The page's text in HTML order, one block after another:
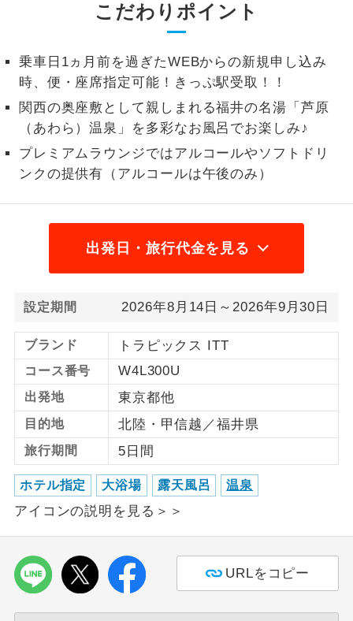
こだわりポイント
乗車日1ヵ月前を過ぎたWEBからの新規申し込み
時、便・座席指定可能！きっぷ駅受取！！
関西の奥座敷として親しまれる福井の名湯「芦原
（あわら）温泉」を多彩なお風呂でお楽しみ♪
プレミアムラウンジではアルコールやソフトドリ
ンクの提供有（アルコールは午後のみ）
出発日・旅行代金を見る
設定期間 2026年8月14日～2026年9月30日
ブランド トラピックス ITT
コース番号 W4L300U
出発地 東京都他
目的地 北陸・甲信越／福井県
旅行期間 5日間
ホテル指定 大浴場 露天風呂 温泉
アイコンの説明を見る＞＞
URLをコピー
す。
す。
加限定
スです。
1名様1室同代
金
1名様1室利用でも追加料金がかからない
コースです。
ご夫婦限定でご参加いただけるコースで
女性限定
女性限定でご参加いただけるコースで
年齢制限あり
ご参加にあたり年齢に制限があるコース
航空会社指定
利用航空会社が指定なので、ご出発の計
画にとても便利です。
ホテル指定
ご紹介するホテルを指定したコースで
す。
おひとり様バ
ス2席利用
おひとり様でバス席を2席利⽤できま